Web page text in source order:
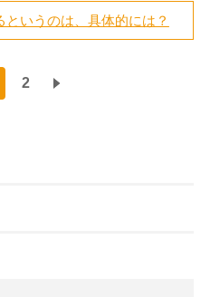
いうのは、具体的には？
2